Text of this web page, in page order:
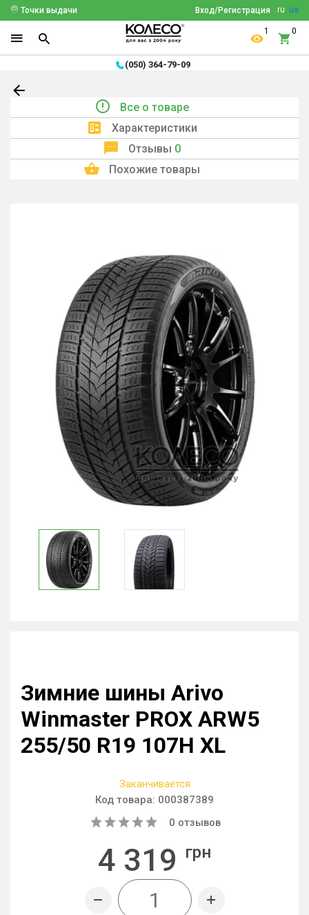
ru ua
Вход/Регистрация
Точки выдачи
1 0
(050) 364-79-09
Все о товаре
Характеристики
Отзывы 0
Похожие товары
Зимние шины Arivo
Winmaster PROX ARW5
255/50 R19 107H XL
Заканчивается
Код товара: 000387389
0 отзывов
4 319 грн